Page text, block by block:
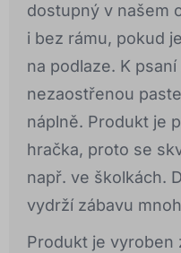
dostupný v našem
i bez rámu, pokud
na podlaze. K
nezaostřenou
náplně. Produkt je
hračka, proto se
např. ve školkách.
vydrží zábavu
Produkt je vyroben